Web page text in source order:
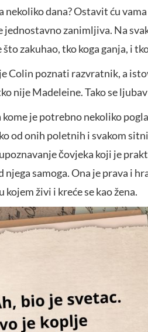
dana? Ostavit ću
zanimljiva. Na
zakuhao, tko koga ganja, i
Colin poznati razvratnik, a
nije Madeleine. Tako se
je potrebno nekoliko
od onih poletnih i svakom
čovjeka koji je
njega samoga. Ona je prava i
živi i kreće se kao žena.